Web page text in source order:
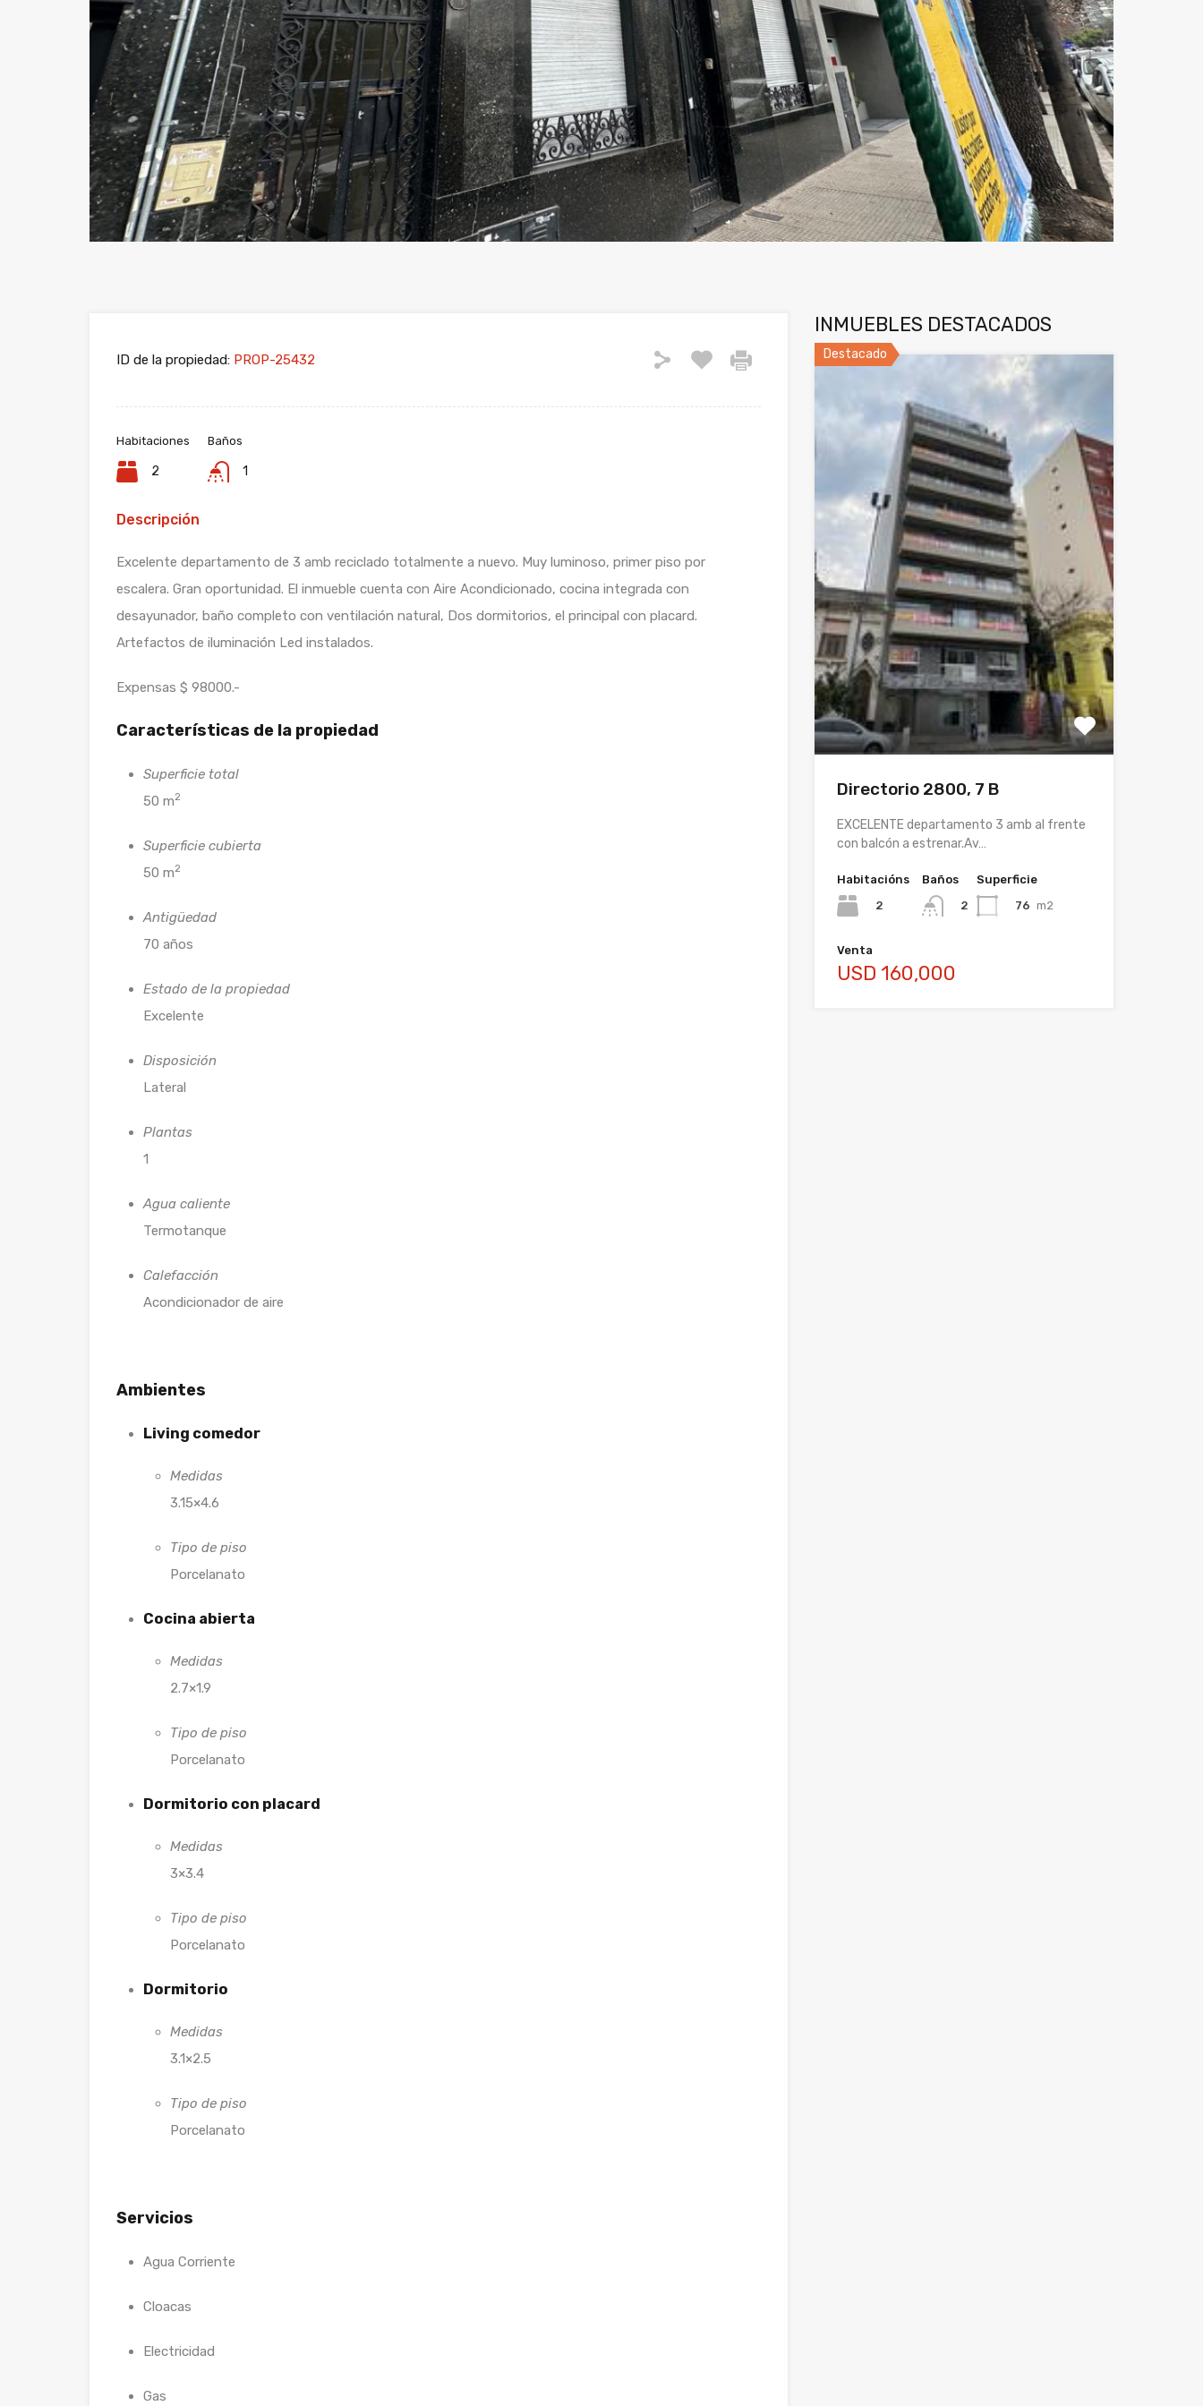
ID de la propiedad: PROP-25432
Habitaciones
2
Baños
1
Descripción
Excelente departamento de 3 amb reciclado totalmente a nuevo. Muy luminoso, primer piso por
escalera. Gran oportunidad. El inmueble cuenta con Aire Acondicionado, cocina integrada con
desayunador, baño completo con ventilación natural, Dos dormitorios, el principal con placard.
Artefactos de iluminación Led instalados.
Expensas $ 98000.-
Características de la propiedad
Superficie total
50 m2
Superficie cubierta
50 m2
Antigüedad
70 años
Estado de la propiedad
Excelente
Disposición
Lateral
Plantas
1
Agua caliente
Termotanque
Calefacción
Acondicionador de aire
Ambientes
Living comedor
Medidas
3.15×4.6
Tipo de piso
Porcelanato
Cocina abierta
Medidas
2.7×1.9
Tipo de piso
Porcelanato
Dormitorio con placard
Medidas
3×3.4
Tipo de piso
Porcelanato
Dormitorio
Medidas
3.1×2.5
Tipo de piso
Porcelanato
Servicios
Agua Corriente
Cloacas
Electricidad
Gas
INMUEBLES DESTACADOS
Destacado
Directorio 2800, 7 B
EXCELENTE departamento 3 amb al frente
con balcón a estrenar.Av…
Habitacións
2
Baños
2
Superficie
76 m2
Venta
USD 160,000